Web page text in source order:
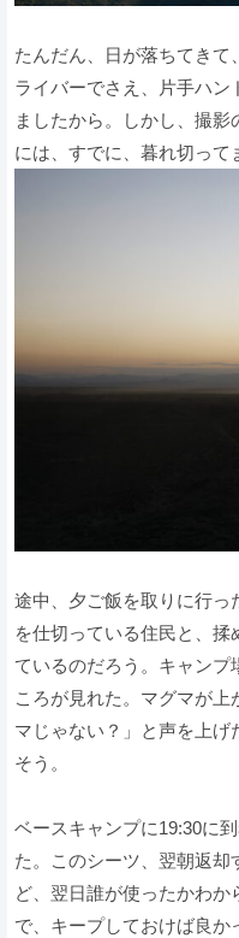
たんだん、日が落ちてきて
ライバーでさえ、片手ハ
ましたから。しかし、撮
には、すでに、暮れ切って
途中、夕ご飯を取りに行っ
を仕切っている住民と、
ているのだろう。キャンプ
ころが見れた。マグマが
マじゃない？」と声を上げ
そう。
ベースキャンプに19:30に
た。このシーツ、翌朝返却
ど、翌日誰が使ったかわ
で、キープしておけば良か